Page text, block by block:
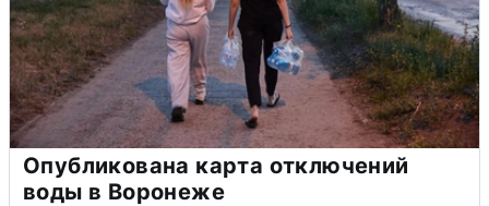
Опубликована карта отключений
воды в Воронеже